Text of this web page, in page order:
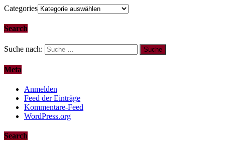
Categories
Search
Suche nach:
Meta
Anmelden
Feed der Einträge
Kommentare-Feed
WordPress.org
Search